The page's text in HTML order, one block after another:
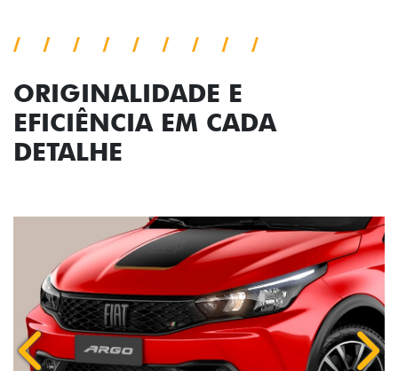
ORIGINALIDADE E
EFICIÊNCIA EM CADA
DETALHE
Anterior